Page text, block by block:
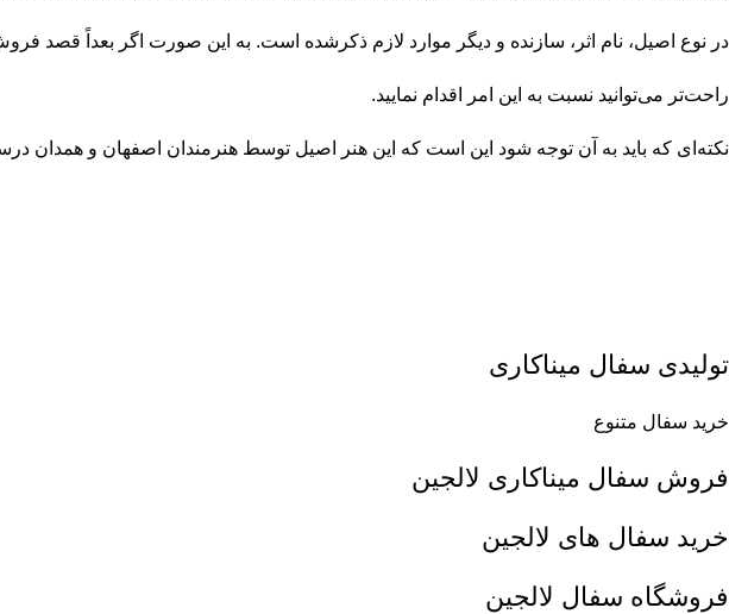
در نوع اصیل، نام اثر، سازنده و دیگر موارد لازم ذکرشده است. به این صورت اگر بعداً قصد
راحت‌تر می‌توانید نسبت به این امر اقدام نمایید.
نکته‌ای که باید به آن توجه شود این است که این هنر اصیل توسط هنرمندان اصفهان و همدان
تولیدی سفال میناکاری
خرید سفال متنوع
فروش سفال میناکاری لالجین
خرید سفال های لالجین
فروشگاه سفال لالجین